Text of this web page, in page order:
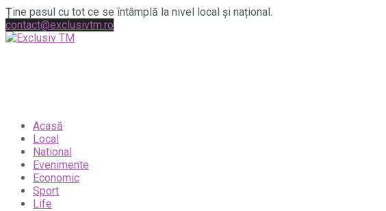
Ține pasul cu tot ce se întâmplă la nivel local și național.
contact@exclusivtm.ro
Acasă
Local
National
Evenimente
Economic
Sport
Life